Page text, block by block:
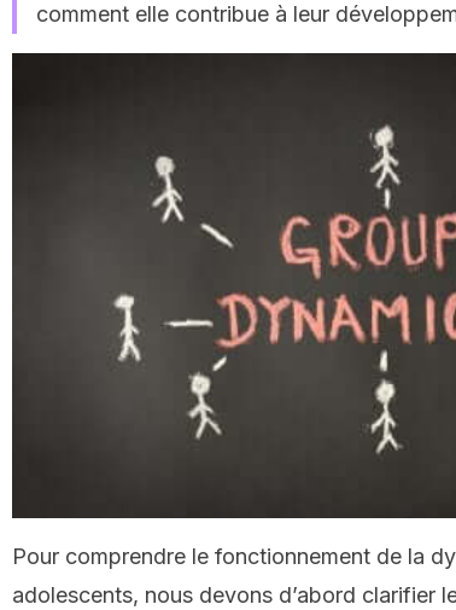
comment elle contribue à leur
Pour comprendre le fonctionnement de la
adolescents, nous devons d’abord clarifier